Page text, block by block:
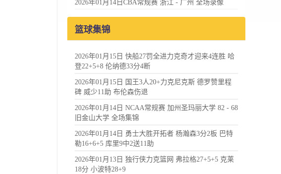
2026年01月14日CBA常规赛 浙江 - 广州 全场录像
篮球集锦
2026年01月15日 快船27罚全进力克奇才迎来4连胜 哈
登22+5+8 伦纳德33分4断
2026年01月15日 国王3人20+力克尼克斯 德罗赞里程
碑 威少11助 布伦森伤退
2026年01月14日 NCAA常规赛 加州圣玛丽大学 82 - 68
旧金山大学 全场集锦
2026年01月14日 勇士大胜开拓者 杨瀚森3分2板 巴特
勒16+6+5 库里9中2送11助
2026年01月13日 独行侠力克篮网 弗拉格27+5+5 克莱
18分 小波特28+9